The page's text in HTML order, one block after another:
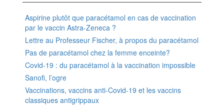
Aspirine plutôt que paracétamol en cas de vaccination
par le vaccin Astra-Zeneca ?
Lettre au Professeur Fischer, à propos du paracétamol
Pas de paracétamol chez la femme enceinte?
Covid-19 : du paracétamol à la vaccination impossible
Sanofi, l’ogre
Vaccinations, vaccins anti-Covid-19 et les vaccins
classiques antigrippaux